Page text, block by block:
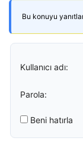
Bu konuyu
Kullanıcı adı:
Parola:
Beni hatırla